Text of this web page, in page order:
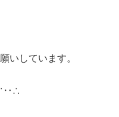
いしています。